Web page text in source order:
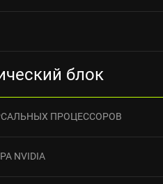
блок
ПРОЦЕССОРОВ
NVIDIA